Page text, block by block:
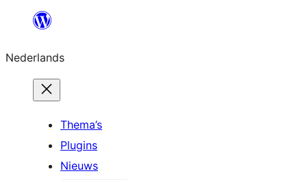
de
inhoud
Nederlands
Thema’s
Plugins
Nieuws